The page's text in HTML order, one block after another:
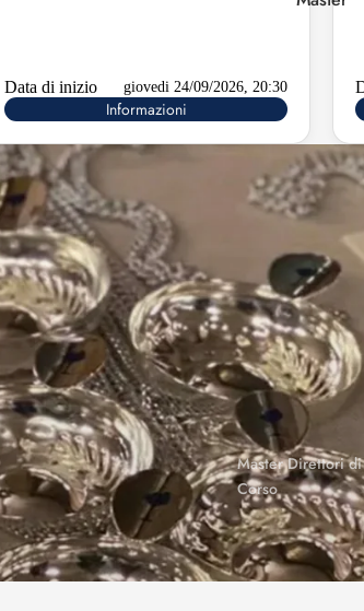
Trentino-Alto
Veneto
Master Direttori di
Corso
Master di Servizio
Data di inizio giovedi 24/09/2026, 20:30
Informazioni